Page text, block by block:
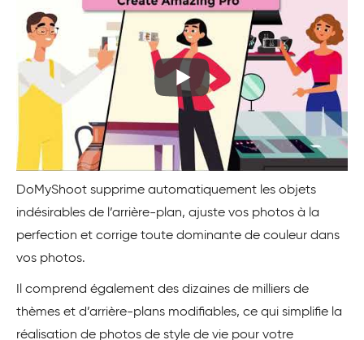
DoMyShoot supprime automatiquement les objets
indésirables de l’arrière-plan, ajuste vos photos à la
perfection et corrige toute dominante de couleur dans
vos photos.
Il comprend également des dizaines de milliers de
thèmes et d’arrière-plans modifiables, ce qui simplifie la
réalisation de photos de style de vie pour votre